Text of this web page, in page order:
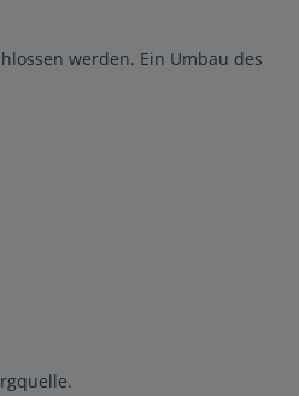
werden. Ein Umbau des